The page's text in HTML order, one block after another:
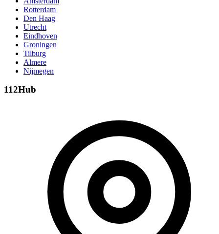
Rotterdam
Den Haag
Utrecht
Eindhoven
Groningen
Tilburg
Almere
Nijmegen
112Hub